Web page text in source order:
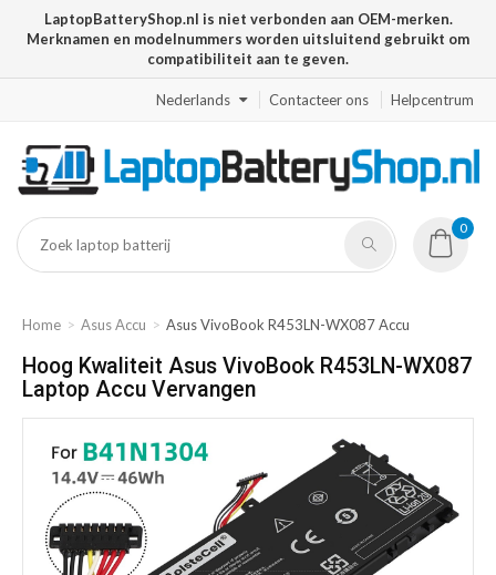
LaptopBatteryShop.nl is niet verbonden aan OEM-merken.
Merknamen en modelnummers worden uitsluitend gebruikt om
compatibiliteit aan te geven.
Nederlands Contacteer ons Helpcentrum
0
Home Asus Accu Asus VivoBook R453LN-WX087 Accu
Hoog Kwaliteit Asus VivoBook R453LN-WX087
Laptop Accu Vervangen